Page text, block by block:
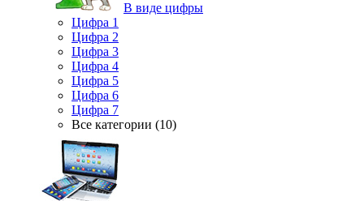
В виде цифры
Цифра 1
Цифра 2
Цифра 3
Цифра 4
Цифра 5
Цифра 6
Цифра 7
Все категории (10)